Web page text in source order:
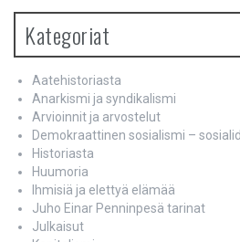
Kategoriat
Aatehistoriasta
Anarkismi ja syndikalismi
Arvioinnit ja arvostelut
Demokraattinen sosialismi –
Historiasta
Huumoria
Ihmisiä ja elettyä elämää
Juho Einar Penninpesä tarinat
Julkaisut